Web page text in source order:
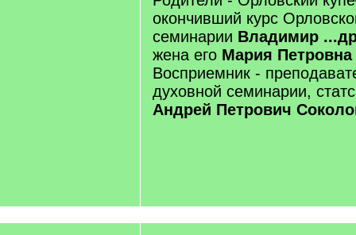
окончивший курс
семинарии Владимир
жена его Мария Петровна
Восприемник -
духовной семинарии,
Андрей Петрович